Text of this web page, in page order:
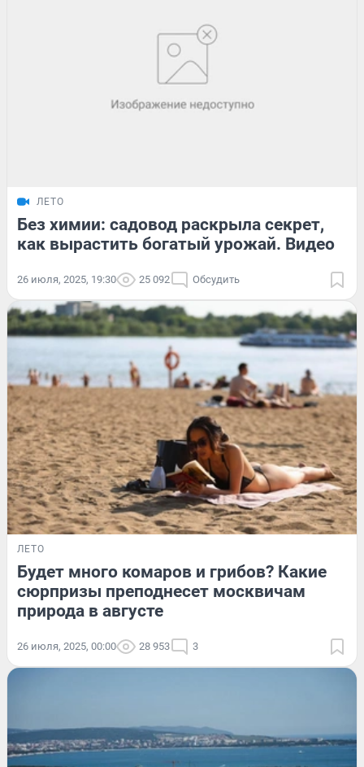
ЛЕТО
Без химии: садовод раскрыла секрет,
как вырастить богатый урожай. Видео
26 июля, 2025, 19:30 25 092 Обсудить
ЛЕТО
Будет много комаров и грибов? Какие
сюрпризы преподнесет москвичам
природа в августе
26 июля, 2025, 00:00 28 953 3